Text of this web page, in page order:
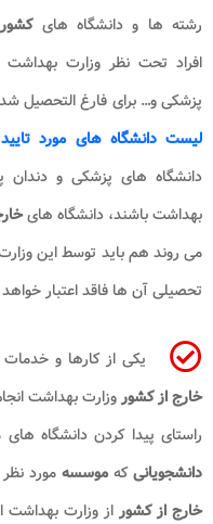
رشته ها و دانشگاه هایکشور
افراد تحت نظر وزارت
پزشکی و… برای فارغ التحصیل
لیست دانشگاه های مورد
دانشگاه های پزشکی و دندان
بهداشت باشند، دانشگاه های
می روند هم باید توسط این
تحصیلی آن ها فاقد اعتبار خواهد
یکی از کارها و
خارج از کشوروزارت بهداشت
راستای پیدا کردن دانشگاه
دانشجویانیکه موسسه مورد
خارج از کشوراز وزارت بهداشت